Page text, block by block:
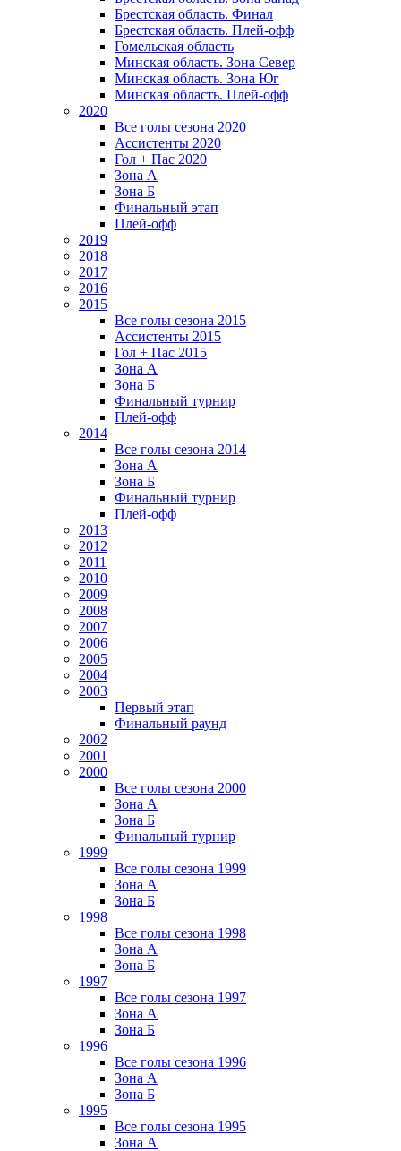
Брестская область. Финал
Брестская область. Плей-офф
Гомельская область
Минская область. Зона Север
Минская область. Зона Юг
Минская область. Плей-офф
2020
Все голы сезона 2020
Ассистенты 2020
Гол + Пас 2020
Зона А
Зона Б
Финальный этап
Плей-офф
2019
2018
2017
2016
2015
Все голы сезона 2015
Ассистенты 2015
Гол + Пас 2015
Зона А
Зона Б
Финальный турнир
Плей-офф
2014
Все голы сезона 2014
Зона А
Зона Б
Финальный турнир
Плей-офф
2013
2012
2011
2010
2009
2008
2007
2006
2005
2004
2003
Первый этап
Финальный раунд
2002
2001
2000
Все голы сезона 2000
Зона А
Зона Б
Финальный турнир
1999
Все голы сезона 1999
Зона А
Зона Б
1998
Все голы сезона 1998
Зона А
Зона Б
1997
Все голы сезона 1997
Зона А
Зона Б
1996
Все голы сезона 1996
Зона А
Зона Б
1995
Все голы сезона 1995
Зона А